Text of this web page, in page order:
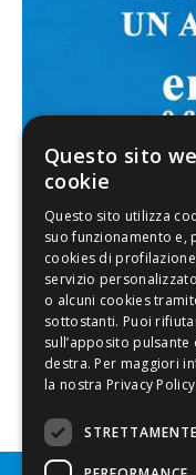
FACEBOOK
Questo sito
cookie